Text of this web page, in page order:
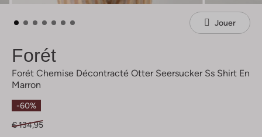
Jouer
Forét
Forét Chemise Décontracté Otter Seersucker Ss Shirt En
Marron
-60%
€ 134,95